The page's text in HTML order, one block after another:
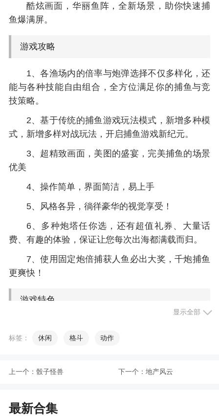
酷炫画面，华丽鱼阵，全新场景，助你快速捕
鱼爆满屏。
游戏攻略
1、各渔场内的倍率与炮弹选择不仅多样化，还
能与各种技能自由组合，全方位满足你的捕鱼与竞
技策略。
2、基于传统的捕鱼游戏玩法模式，新增多种模
式，新增多样对战玩法，开启捕鱼游戏新纪元。
3、超精致画面，美图的盛宴，完美捕鱼的场景
优美
4、操作简单，界面简洁，易上手
5、风格各异，徜徉豪华的视觉享受！
6、多种炮塔任你选，还有超值礼券、大量话
费、有趣的体验，保证让您每次出海都满载而归。
7、使用固定炮倍捕获人鱼必出大奖，千炮捕鱼
更爽快！
游戏特色
质感的捕鱼射击体验
4、金币无限：免费金币天天送，特惠礼包天天
显示全部
标签： 休闲 格斗 动作
上一个： 骰子怪兽 下一个： 地产风云
最新合集